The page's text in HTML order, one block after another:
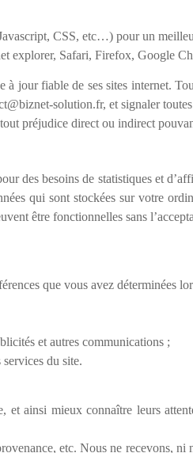
CSS, etc…) pour un
explorer, Safari, Firefox, Google
jour fiable de ses sites internet.
solution.fr, et signaler
préjudice direct ou indirect
des besoins de statistiques et
qui sont stockées sur votre
être fonctionnelles sans
que vous avez déterminées
et autres communications ;
du site.
ainsi mieux connaître leurs
etc. Nous ne recevons, ni